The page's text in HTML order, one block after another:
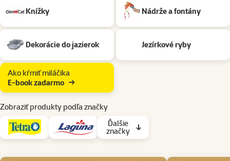
Knížky Nádrže a fontány
Dekorácie do jazierok Jezírkové ryby
Ako kŕmiť miláčika
E-book zadarmo
Zobraziť produkty podľa značky
Ďalšie
značky